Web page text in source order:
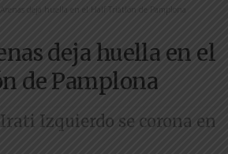
Arenas deja huella en el Half Triatlón de Pamplona
deja huella en el
de Pamplona
Izquierdo se corona en